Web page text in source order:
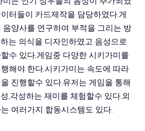
터들이 카드제작을 담당하였다.게
음양사를 연구하여 부적을 그리는 방
는 의식을 디자인하였고 음성으로
수 있다.게임중 다양한 시키가미를
해야 한다.시키가미는 속도에 따라
진행할수 있다.유저는 게임을 통해
,각성하는 재미를 체험할수 있다.외
여러가지 합동시스템도 있다.